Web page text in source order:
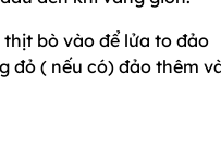
bò vào để lửa to đảo
đỏ ( nếu có) đảo thêm